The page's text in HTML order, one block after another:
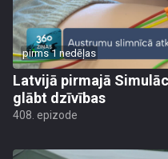
pirms 1 nedēļas
Latvijā pirmajā
glābt dzīvības
408. epizode